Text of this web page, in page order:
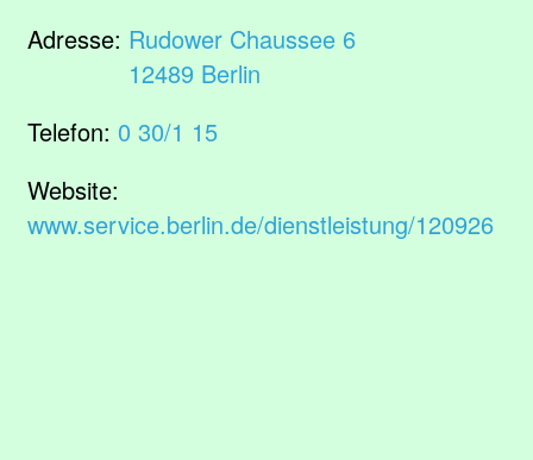
Adresse: Rudower Chaussee 6
12489 Berlin
Telefon: 0 30/1 15
Website:
www.service.berlin.de/dienstleistung/120926